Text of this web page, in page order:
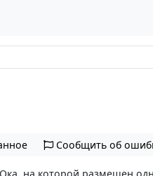
Сообщить об